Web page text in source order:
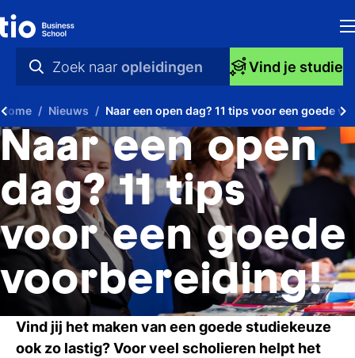
Zoek naar opleidingen
videos
nieuws
opleidingen
Vind je studie
Home Nieuws Naar een open dag? 11 tips voor een goede
Naar een open
dag? 11 tips
voor een goede
voorbereiding!
Vind jij het maken van een goede studiekeuze
ook zo lastig? Voor veel scholieren helpt het